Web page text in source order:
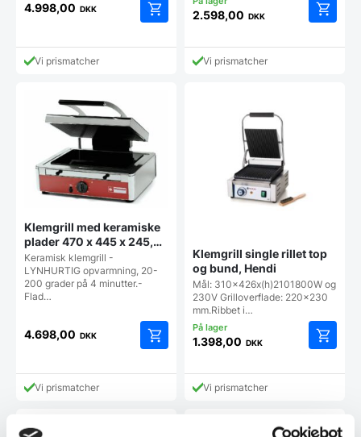
4.998,00 DKK
Vi prismatcher
2.598,00 DKK
Vi prismatcher
Klemgrill med keramiske
plader 470 x 445 x 245,
Diamond
Keramisk klemgrill -
LYNHURTIG opvarmning, 20-
200 grader på 4 minutter.-
Flad…
4.698,00 DKK
Vi prismatcher
Klemgrill single rillet top
og bund, Hendi
Mål: 310x426x(h)2101800W og
230V Grilloverflade: 220x230
mm.Ribbet i…
1.398,00 DKK
Vi prismatcher